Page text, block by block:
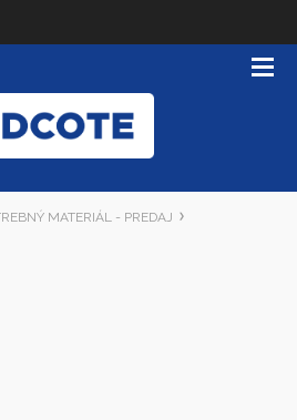
MATERIÁL - PREDAJ